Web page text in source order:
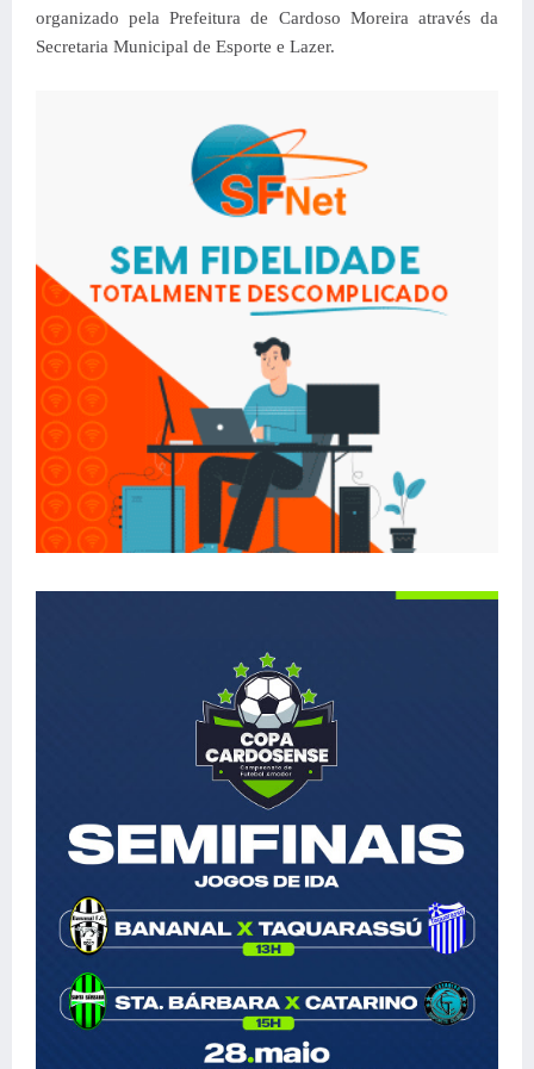
organizado pela Prefeitura de Cardoso Moreira através da
Secretaria Municipal de Esporte e Lazer.